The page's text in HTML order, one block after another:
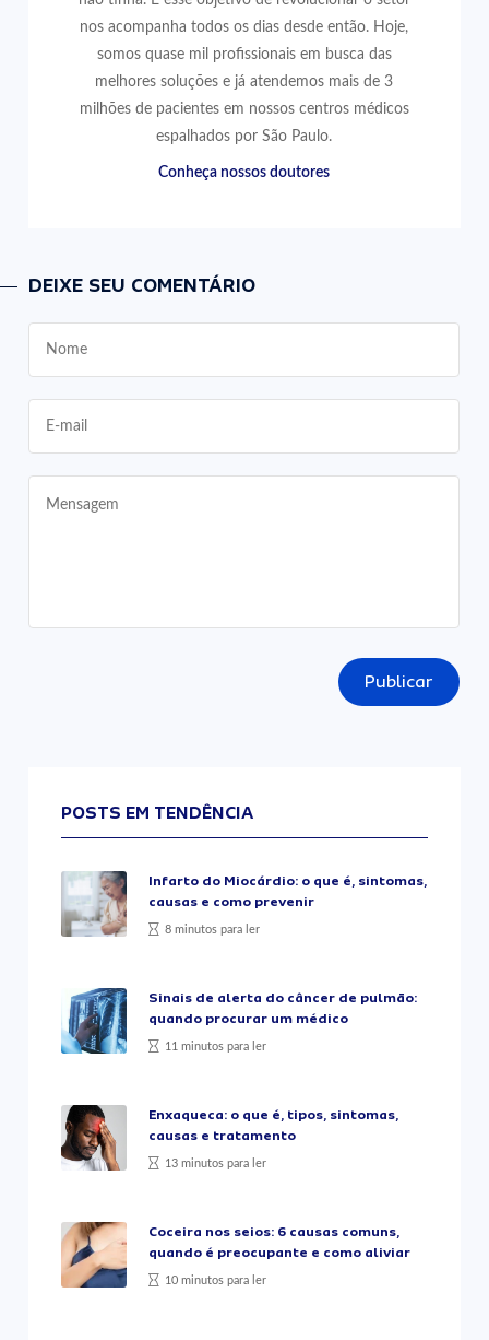
nos acompanha todos os dias desde então. Hoje,
somos quase mil profissionais em busca das
melhores soluções e já atendemos mais de 3
milhões de pacientes em nossos centros médicos
espalhados por São Paulo.
Conheça nossos doutores
DEIXE SEU COMENTÁRIO
Publicar
POSTS EM TENDÊNCIA
Infarto do Miocárdio: o que é, sintomas,
causas e como prevenir
8 minutos para ler
Sinais de alerta do câncer de pulmão:
quando procurar um médico
11 minutos para ler
Enxaqueca: o que é, tipos, sintomas,
causas e tratamento
13 minutos para ler
Coceira nos seios: 6 causas comuns,
quando é preocupante e como aliviar
10 minutos para ler